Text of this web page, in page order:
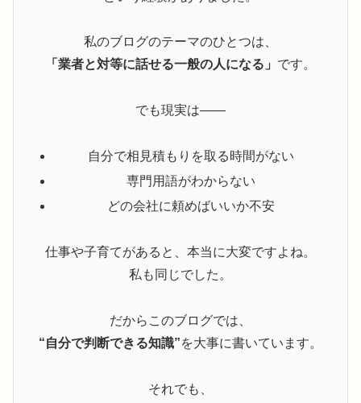
私のブログのテーマのひとつは、
「業者と対等に話せる一般の人になる」 です。
でも現実は――
自分で相見積もりを取る時間がない
専門用語がわからない
どの会社に頼めばいいか不安
仕事や子育てがあると、本当に大変ですよね。
私も同じでした。
だからこのブログでは、
“自分で判断できる知識”を大事に書いています。
それでも、